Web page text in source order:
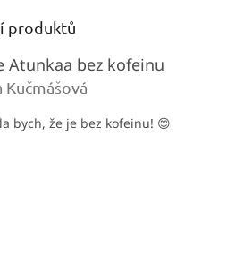
produktů
Atunkaa bez kofeinu
je 5 z 5 hvězdiček.
Kučmášová
bych, že je bez kofeinu! 😊